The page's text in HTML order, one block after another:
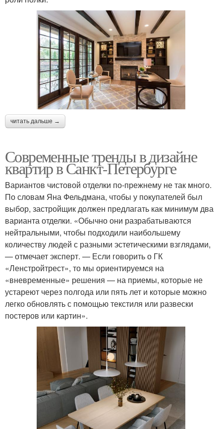
читать дальше →
Современные тренды в дизайне
квартир в Санкт-Петербурге
Вариантов чистовой отделки по-прежнему не так много.
По словам Яна Фельдмана, чтобы у покупателей был
выбор, застройщик должен предлагать как минимум два
варианта отделки. «Обычно они разрабатываются
нейтральными, чтобы подходили наибольшему
количеству людей с разными эстетическими взглядами,
— отмечает эксперт. — Если говорить о ГК
«Ленстройтрест», то мы ориентируемся на
«вневременные» решения — на приемы, которые не
устареют через полгода или пять лет и которые можно
легко обновлять с помощью текстиля или развески
постеров или картин».